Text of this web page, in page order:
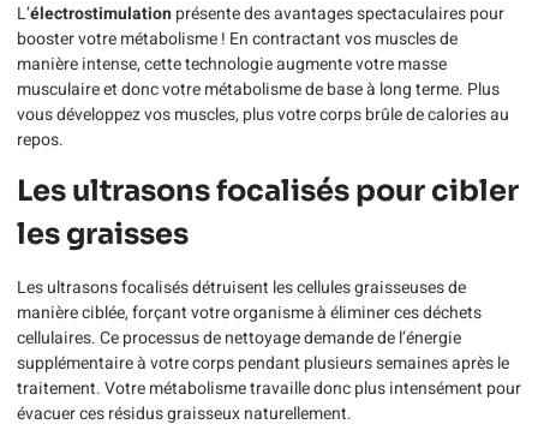
L’électrostimulation présente des avantages spectaculaires pour
booster votre métabolisme ! En contractant vos muscles de
manière intense, cette technologie augmente votre masse
musculaire et donc votre métabolisme de base à long terme. Plus
vous développez vos muscles, plus votre corps brûle de calories au
repos.
Les ultrasons focalisés pour cibler
les graisses
Les ultrasons focalisés détruisent les cellules graisseuses de
manière ciblée, forçant votre organisme à éliminer ces déchets
cellulaires. Ce processus de nettoyage demande de l’énergie
supplémentaire à votre corps pendant plusieurs semaines après le
traitement. Votre métabolisme travaille donc plus intensément pour
évacuer ces résidus graisseux naturellement.